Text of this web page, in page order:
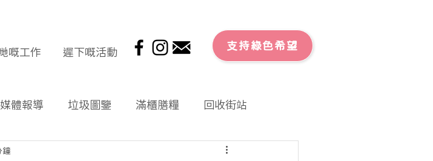
嘅工作 遲下嘅活動 支持綠色希望
媒體報導 垃圾圖鑒 滿櫃膳糧 回收街站
零廢外賣
鐘